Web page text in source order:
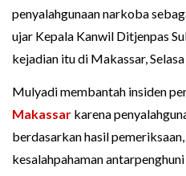
penyalahgunaan narkoba
ujar Kepala Kanwil Ditjenpas
kejadian itu di Makassar,
Mulyadi membantah insiden
Makassar karena
berdasarkan hasil
kesalahpahaman